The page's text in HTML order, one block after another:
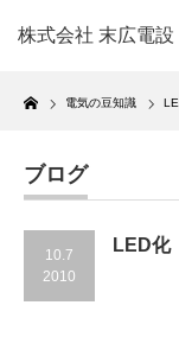
株式会社 末広電設
Home
電気の豆知識
ブログ
10.7
2010
LED化